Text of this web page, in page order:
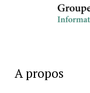
A propos